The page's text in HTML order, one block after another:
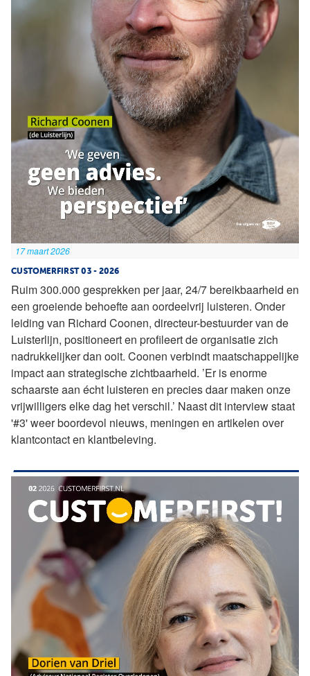
17 maart 2026
CUSTOMERFIRST 03 - 2026
Ruim 300.000 gesprekken per jaar, 24/7 bereikbaarheid en
een groeiende behoefte aan oordeelvrij luisteren. Onder
leiding van Richard Coonen, directeur-bestuurder van de
Luisterlijn, positioneert en profileert de organisatie zich
nadrukkelijker dan ooit. Coonen verbindt maatschappelijke
impact aan strategische zichtbaarheid. ’Er is enorme
schaarste aan écht luisteren en precies daar maken onze
vrijwilligers elke dag het verschil.’ Naast dit interview staat
'#3' weer boordevol nieuws, meningen en artikelen over
klantcontact en klantbeleving.